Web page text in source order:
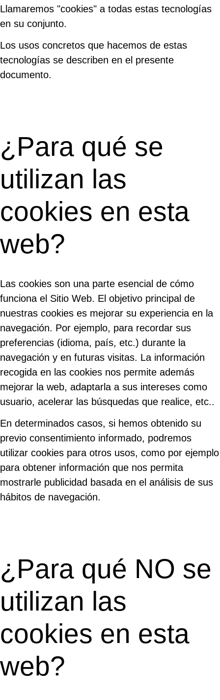
Llamaremos "cookies" a todas estas tecnologías
en su conjunto.
Los usos concretos que hacemos de estas
tecnologías se describen en el presente
documento.
¿Para qué se
utilizan las
cookies en esta
web?
Las cookies son una parte esencial de cómo
funciona el Sitio Web. El objetivo principal de
nuestras cookies es mejorar su experiencia en la
navegación. Por ejemplo, para recordar sus
preferencias (idioma, país, etc.) durante la
navegación y en futuras visitas. La información
recogida en las cookies nos permite además
mejorar la web, adaptarla a sus intereses como
usuario, acelerar las búsquedas que realice, etc..
En determinados casos, si hemos obtenido su
previo consentimiento informado, podremos
utilizar cookies para otros usos, como por ejemplo
para obtener información que nos permita
mostrarle publicidad basada en el análisis de sus
hábitos de navegación.
¿Para qué NO se
utilizan las
cookies en esta
web?